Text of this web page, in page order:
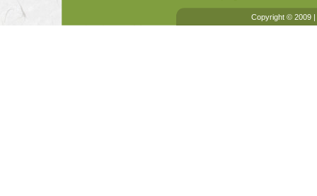
Copyright © 2009